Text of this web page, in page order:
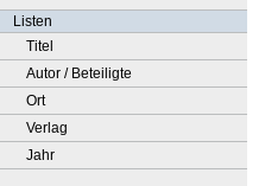
Listen
Titel
Autor / Beteiligte
Ort
Verlag
Jahr